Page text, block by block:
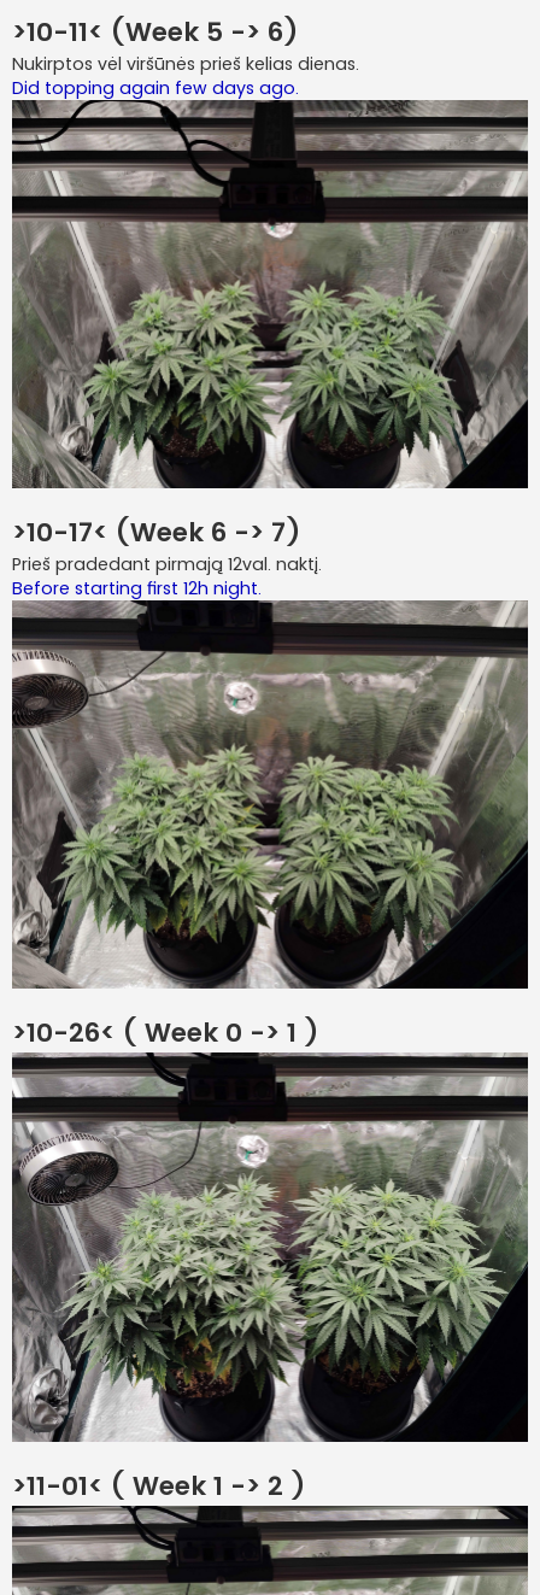
>10-11< (Week 5 -> 6)
Nukirptos vėl viršūnės prieš kelias dienas.
Did topping again few days ago.
>10-17< (Week 6 -> 7)
Prieš pradedant pirmają 12val. naktį.
Before starting first 12h night.
>10-26< ( Week 0 -> 1 )
>11-01< ( Week 1 -> 2 )